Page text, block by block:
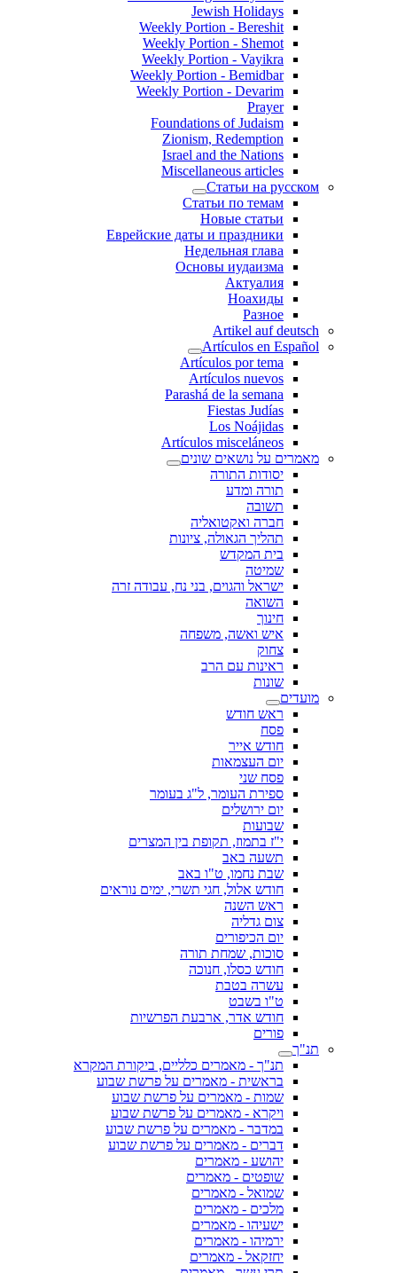
Jewish Holidays
Weekly Portion - Bereshit
Weekly Portion - Shemot
Weekly Portion - Vayikra
Weekly Portion - Bemidbar
Weekly Portion - Devarim
Prayer
Foundations of Judaism
Zionism, Redemption
Israel and the Nations
Miscellaneous articles
Статьи на русском
Статьи по темам
Новые статьи
Еврейские даты и праздники
Недельная глава
Основы иудаизма
Актуалия
Ноахиды
Разное
Artikel auf deutsch
Artículos en Español
Artículos por tema
Artículos nuevos
Parashá de la semana
Fiestas Judías
Los Noájidas
Artículos misceláneos
מאמרים על נושאים שונים
יסודות התורה
תורה ומדע
תשובה
חברה ואקטואליה
תהליך הגאולה, ציונות
בית המקדש
שמיטה
ישראל והגוים, בני נח, עבודה זרה
השואה
חינוך
איש ואשה, משפחה
צחוק
ראינות עם הרב
שונות
מועדים
ראש חודש
פסח
חודש אייר
יום העצמאות
פסח שני
ספירת העומר, ל"ג בעומר
יום ירושלים
שבועות
י"ז בתמוז, תקופת בין המצרים
תשעה באב
שבת נחמו, ט"ו באב
חודש אלול, חגי תשרי, ימים נוראים
ראש השנה
צום גדליה
יום הכיפורים
סוכות, שמחת תורה
חודש כסלו, חנוכה
עשרה בטבת
ט"ו בשבט
חודש אדר, ארבעת הפרשיות
פורים
תנ"ך
תנ"ך - מאמרים כלליים, ביקורת המקרא
בראשית - מאמרים על פרשת שבוע
שמות - מאמרים על פרשת שבוע
ויקרא - מאמרים על פרשת שבוע
במדבר - מאמרים על פרשת שבוע
דברים - מאמרים על פרשת שבוע
יהושע - מאמרים
שופטים - מאמרים
שמואל - מאמרים
מלכים - מאמרים
ישעיהו - מאמרים
ירמיהו - מאמרים
יחזקאל - מאמרים